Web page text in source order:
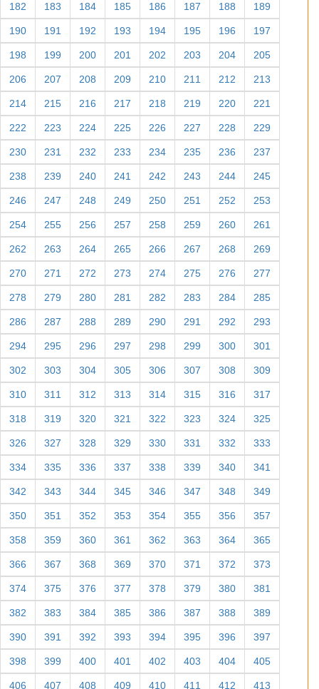
182 183 184 185 186 187 188 189
190 191 192 193 194 195 196 197
198 199 200 201 202 203 204 205
206 207 208 209 210 211 212 213
214 215 216 217 218 219 220 221
222 223 224 225 226 227 228 229
230 231 232 233 234 235 236 237
238 239 240 241 242 243 244 245
246 247 248 249 250 251 252 253
254 255 256 257 258 259 260 261
262 263 264 265 266 267 268 269
270 271 272 273 274 275 276 277
278 279 280 281 282 283 284 285
286 287 288 289 290 291 292 293
294 295 296 297 298 299 300 301
302 303 304 305 306 307 308 309
310 311 312 313 314 315 316 317
318 319 320 321 322 323 324 325
326 327 328 329 330 331 332 333
334 335 336 337 338 339 340 341
342 343 344 345 346 347 348 349
350 351 352 353 354 355 356 357
358 359 360 361 362 363 364 365
366 367 368 369 370 371 372 373
374 375 376 377 378 379 380 381
382 383 384 385 386 387 388 389
390 391 392 393 394 395 396 397
398 399 400 401 402 403 404 405
406 407 408 409 410 411 412 413